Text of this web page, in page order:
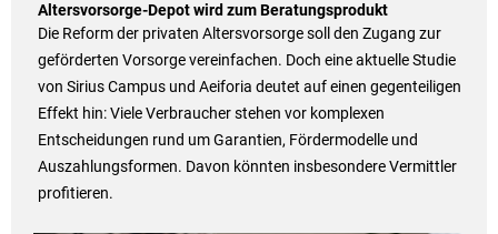
Altersvorsorge-Depot wird zum Beratungsprodukt
Die Reform der privaten Altersvorsorge soll den Zugang zur
geförderten Vorsorge vereinfachen. Doch eine aktuelle Studie
von Sirius Campus und Aeiforia deutet auf einen gegenteiligen
Effekt hin: Viele Verbraucher stehen vor komplexen
Entscheidungen rund um Garantien, Fördermodelle und
Auszahlungsformen. Davon könnten insbesondere Vermittler
profitieren.